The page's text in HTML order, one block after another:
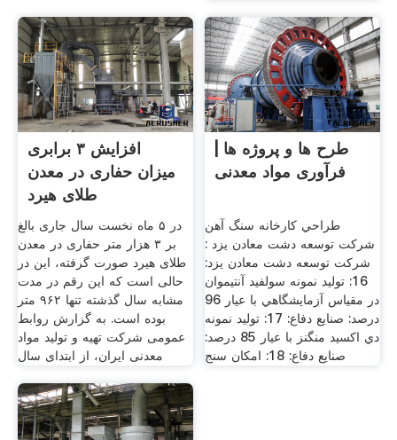
افزایش ۳ برابری
میزان حفاری در معدن
طلای هیرد
در ۵ ماه نخست سال جاری بالغ
بر ۳ هزار متر حفاری در معدن
طلای هیرد صورت گرفته، این در
حالی است که این رقم در مدت
مشابه سال گذشته تنها ۹۶۲ متر
بوده است. به گزارش روابط
عمومی شرکت تهیه و تولید مواد
معدنی ایران، از ابتدای سال
طرح ها و پروژه ها |
فرآوری مواد معدنی
طراحي کارخانه سنگ آهن
شرکت توسعه دشت معادن يزد :
شرکت توسعه دشت معادن يزد:
16: توليد نمونه سولفيد آنتيموان
در مقياس آزمايشگاهي با عيار 96
درصد: صنايع دفاع: 17: توليد نمونه
دي اکسيد منگنز با عيار 85 درصد:
صنايع دفاع: 18: امکان سنج